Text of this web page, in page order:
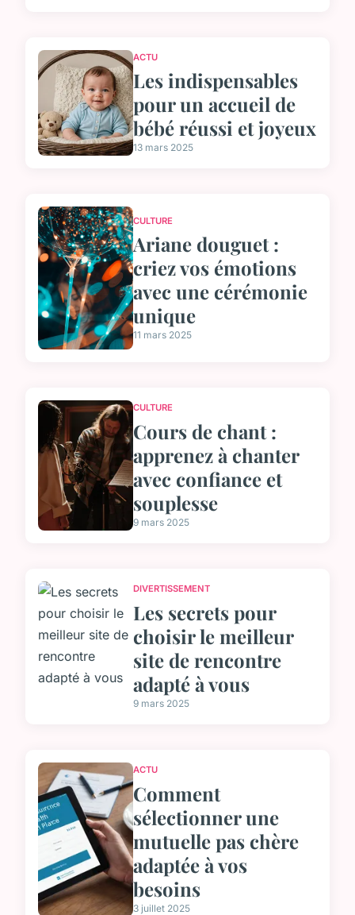
ACTU
Les indispensables
pour un accueil de
bébé réussi et joyeux
13 mars 2025
CULTURE
Ariane douguet :
criez vos émotions
avec une cérémonie
unique
11 mars 2025
CULTURE
Cours de chant :
apprenez à chanter
avec confiance et
souplesse
9 mars 2025
DIVERTISSEMENT
Les secrets pour
choisir le meilleur
site de rencontre
adapté à vous
9 mars 2025
ACTU
Comment
sélectionner une
mutuelle pas chère
adaptée à vos
besoins
3 juillet 2025